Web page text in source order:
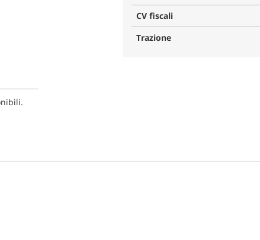
CV fiscali
Trazione